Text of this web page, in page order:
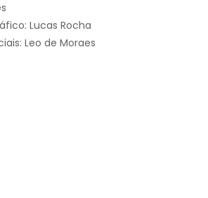
Lucas Rocha
Leo de Moraes